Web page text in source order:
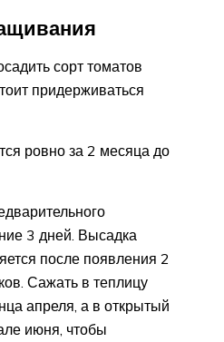
сорт томатов
придерживаться
ровно за 2 месяца до
3 дней. Высадка
после появления 2
Сажать в теплицу
апреля, а в открытый
июня, чтобы